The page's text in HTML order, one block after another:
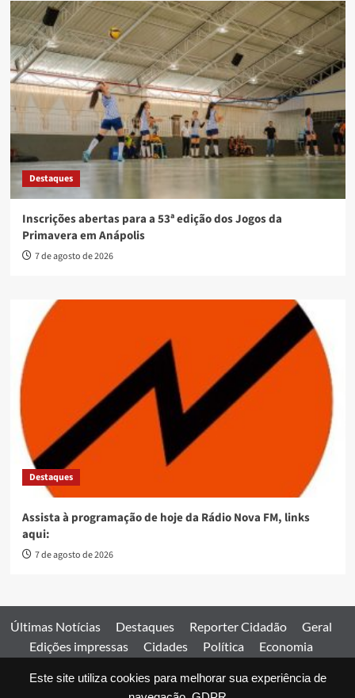
Este site utiliza cookies para melhorar sua experiência de
Destaques
Inscrições abertas para a 53ª edição dos Jogos da
Primavera em Anápolis
7 de agosto de 2026
Destaques
Assista à programação de hoje da Rádio Nova FM, links
aqui:
7 de agosto de 2026
Últimas Notícias Destaques Reporter Cidadão
Geral
Edições impressas
Cidades Política
Economia
Comercial
Edições impressas Expediente Home